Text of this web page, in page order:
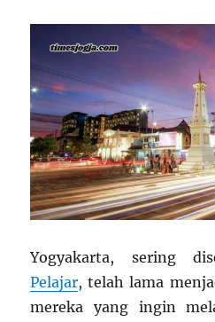
Yogyakarta, sering
Pelajar, telah lama
mereka yang ingin